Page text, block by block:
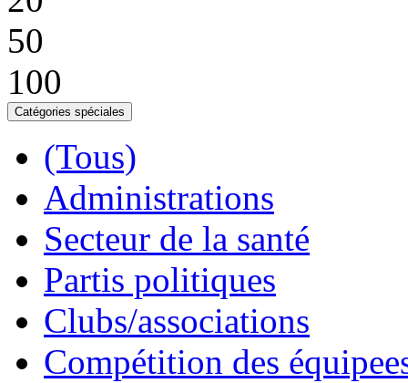
50
100
Catégories spéciales
(Tous)
Administrations
Secteur de la santé
Partis politiques
Clubs/associations
Compétition des